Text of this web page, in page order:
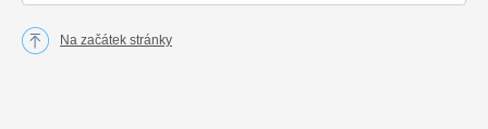
Na začátek stránky